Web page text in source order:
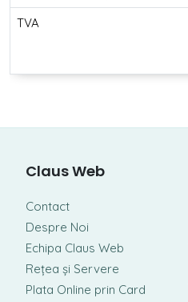
TVA
Claus Web
Contact
Despre Noi
Echipa Claus Web
Rețea și Servere
Plata Online prin Card